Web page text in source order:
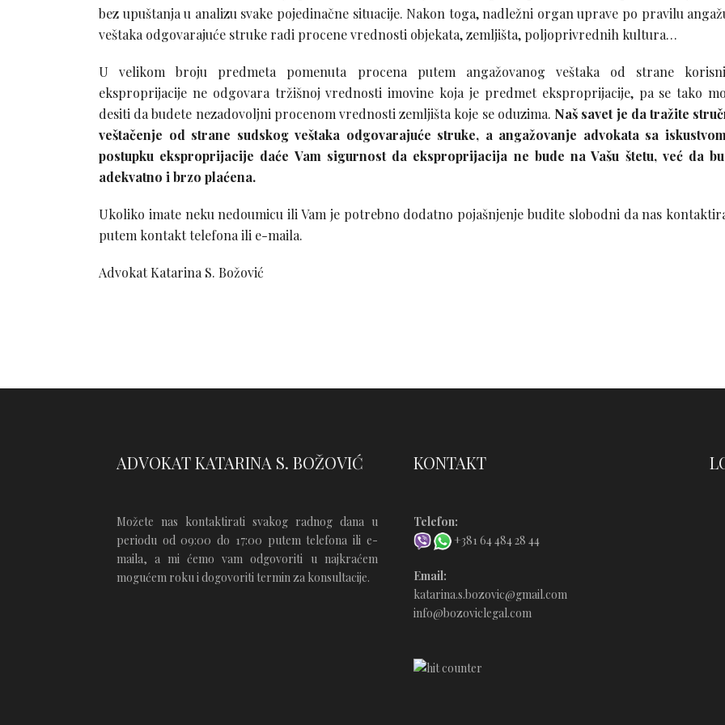
bez upuštanja u analizu svake pojedinačne situacije. Nakon toga, nadležni organ uprave po pravilu
veštaka odgovarajuće struke radi procene vrednosti objekata, zemljišta, poljoprivrednih kultura…
U velikom broju predmeta pomenuta procena putem angažovanog veštaka od strane
eksproprijacije ne odgovara tržišnoj vrednosti imovine koja je predmet eksproprijacije, pa se tako
desiti da budete nezadovoljni procenom vrednosti zemljišta koje se oduzima. Naš savet je da tražite
veštačenje od strane sudskog veštaka odgovarajuće struke, a angažovanje advokata sa
postupku eksproprijacije daće Vam sigurnost da eksproprijacija ne bude na Vašu štetu, već da
adekvatno i brzo plaćena.
Ukoliko imate neku nedoumicu ili Vam je potrebno dodatno pojašnjenje budite slobodni da nas
putem kontakt telefona ili e-maila.
Advokat Katarina S. Božović
ADVOKAT KATARINA S. BOŽOVIĆ
Možete nas kontaktirati svakog radnog dana u
periodu od 09:00 do 17:00 putem telefona ili e-
maila, a mi ćemo vam odgovoriti u najkraćem
mogućem roku i dogovoriti termin za konsultacije.
KONTAKT
Telefon:
+381 64 484 28 44
Email:
katarina.s.bozovic@gmail.com
info@bozoviclegal.com